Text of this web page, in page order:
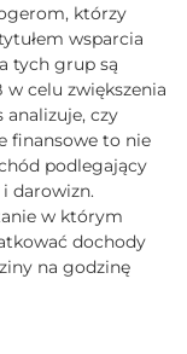
którzy
wsparcia
tych grup są
w celu zwiększenia
czy
finansowe to nie
podlegający
darowizn.
w którym
dochody
na godzinę